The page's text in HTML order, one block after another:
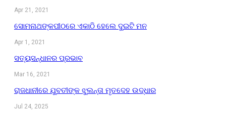
Apr 21, 2021
ସୋମନାଥଙ୍କପୀଠରେ ଏକାଠି ହେଲେ ଦୁଇଟି ମନ
Apr 1, 2021
ସତ୍ୟସନ୍ଧାନର ପ୍ରଭାବ
Mar 16, 2021
ରାଜଧାନୀରେ ଯୁବତୀଙ୍କ ଝୁଲନ୍ତା ମୃତଦେହ ଉଦ୍ଧାର
Jul 24, 2025